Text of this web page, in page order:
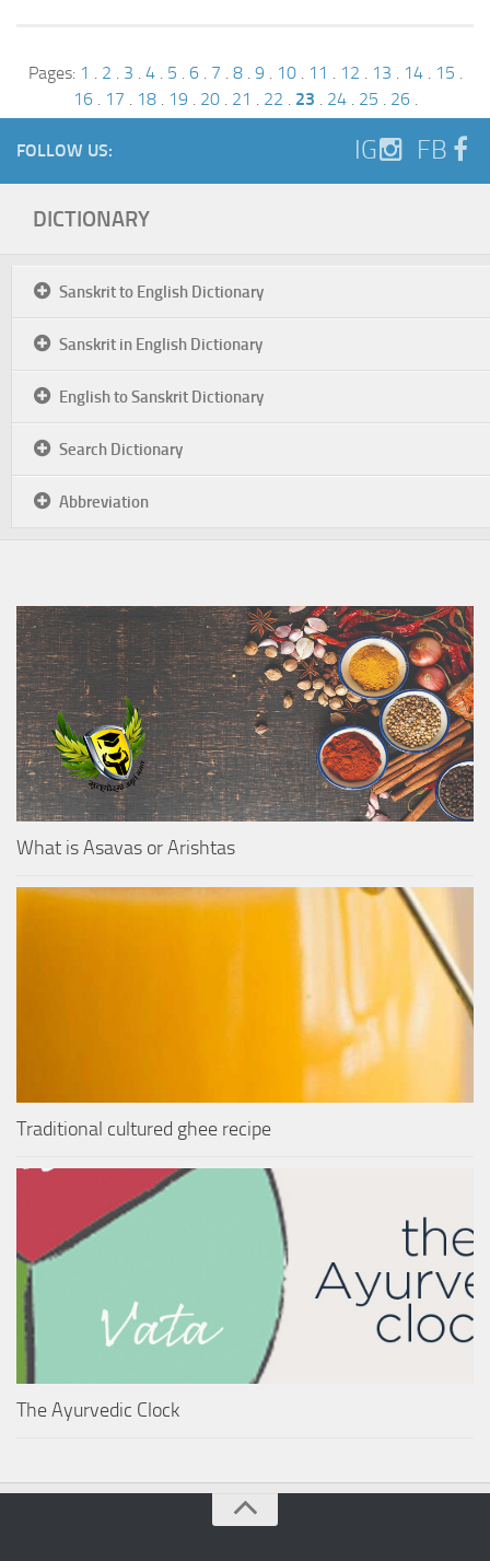
Pages: 1 . 2 . 3 . 4. 5 . 6. 7 . 8. 9 . 10. 11 . 12 . 13 . 14. 15 .
16. 17 . 18. 19 . 20. 21 . 22 . 23 . 24. 25 . 26.
FOLLOW US: IG FB
DICTIONARY
Sanskrit to English Dictionary
Sanskrit in English Dictionary
English to Sanskrit Dictionary
Search Dictionary
Abbreviation
What is Asavas or Arishtas
Traditional cultured ghee recipe
The Ayurvedic Clock